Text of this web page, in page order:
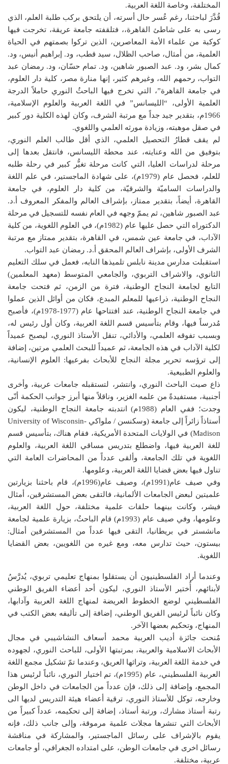
المختلفة، وخاصة اللغة العربية.
قُدَّرَ لباحثنا، رغم عُسر حال أسرته، أن يلتحق بركب طلبة العلم، الذي
رسى به على شاطئ القاهرة،، فتلقفته جامعة عريقة، تخرجت فيها
كوكبة من علماء الأمة المعاصرين، الذين تركوا بصمتهم في الحياة
العلمية، من أمثال، صاحب الظلال، سيد قطب، ود. إبراهيم أنيس، ود.
كمال بشر، ود. عبد الصبور شاهين، ود. تمام حسّان، ود. رمضان عبد
التواب، رحمهم الله، وغيرهم كثير، إنها منارة مصر، كلية دار العلوم،
في جامعة القاهرة”، التي تخرج فيها الباحثُ النوري حاملاً الدرجة
العلمية الأولى، “الليسانس” في اللغة العربية والعلوم الإسلامية،
1966م، بتقدير جيد جداً مع مرتبة الشرف، وكان لهذه الكلية دور كبير
في صقل موهبته، وزيادة مورثه العلمي واللغوي.
لم يقف قطارُ التحصيل العلمي، الذي أقل طالب العلم النوري،
بتوفيق من الله وعنايته، عند محطة الليسانس، فانتقل بعدها إلى
مرحلة لدراسات العليا، التي كانت مرحلة تغيُّر كبير في رحلة طلبه
للعلم، فحصل عام (1979م)، على شهادة الماجستير، في علم اللغة
والدراسات الساميّة والشرقيّة، من كلية دار العلوم، في جامعة
القاهرة، أيضاً، بتقدير ممتاز، بإشراف العالم والمفكر المعروف أ.د.
عبد الصبور شاهين، ثم يممّ وجهه في العام نفسه للتسجيل في مرحلة
الدكتوراه التي حصل عليها عام (1982م)، في العلوم اللغوية، من كلية
الآداب، في جامعة عين شمس، في القاهرة، بتقدير ممتاز مع مرتبة
الشرف الأولى، بإشراف العالم المحقق أ.د. رمضان عبد التواب.
استقبلت مدارس مدينة نابلس تلميذها النابه، فعمل في سلك التعليم
الثانوي، والاشراف التربوي، والجامعي المتوسط (معهد المعلمين)
التابع لجامعة النجاح الوطنية، فترة من الزمن، ثم فتحت جامعة
النجاح الوطنية، ذراعيها للمعلم المبدع، فكان من أوائل الذين عملوا
في جامعة النجاح الوطنية، عند افتتاحها عام (1977-1978م)، فأصبح
مُدرساً فيها، وقام بتأسيس قسم اللغة العربية، وكان أول رئيس له،
وبسبب تفوقه العلمي، والأدائي، تنقل الأستاذ النوري، ليصبح عميداً
لكلية الآداب في هذه الجامعة، ثم عميداً للبحث العلمي مرتين، إضافة
إلى ترؤسه تحرير مجلة النجاح للأبحاث بفرعيها: العلوم الإنسانية،
والعلوم الطبيعية.
ذاع صيت الباحث النوري، وانتشر، لتستقبله جامعات عربية، وأخرى
أجنبية، مستفيدةً من علمه الغزير، وناقلاً منها أبرز جوانب الحكمة أنّى
وجدت؛ ففي العام (1988م) انتدبته جامعة النجاح الوطنية، ليكون
أستاذاً زائراً إلى جامعة (وسكنسن / ملواكي University of Wisconsin-
Madison) في الولايات المتحدة الأمريكية، فقام هناك، بتأسيس قسم
للغة العربية فيها، واضطلع بتدريس مساقي اللغة العربية، والعلوم
اللغوية في تلك الجامعة، وألقى عدداً من المحاضرات العامة التي
تناول فيها بعض قضايا اللغة العربية، وعلومها.
وفي صيف عام(1991م)، وصيف عام(1996م)، قام باحثنا بزيارتين
علميتين لبعض الجامعات الألمانية، فالتقى بعض المستشرقين، أمثال
فيشر، وكانت بينهما حلقات علمية مختلفة، حول اللغة العربية،
وعلومها، وفي صيف عام (1993م) قام الباحثُ، بزيارة علمية لجامعة
مانشستر في بريطانيا، التقى فيها عدداً من المستشرقين أمثال:
بيستون، حيث تدارس معه، ومع غيره من اللغويين، بعض القضايا
اللغوية.
وعندما أراد الفلسطينيون أن يستقلوا بمنهاج تعليمي تربوي، يُدرَّسُ
لأبنائهم، أُختير الأستاذ النوري، ليكون أحد أعضاء الفريق الوطني
الفلسطيني لوضع الخطوط العريضة لمنهاج اللغة العربية وآدابها،
وكان نائباً لرئيس الفريق الوطني، إضافة إلى تأليفه بعض الكتب في
المنهاج، وتحكيم بعضها الآخر.
مُنحت جائزة أديب العربية محمد أسعاف النشاشيبي في مجال
الأبحاث الاسلامية والعربية، بمرتبتها الأولى، للباحث النوري، لجهوده
في خدمة اللغة العربية، وتراثها العريق، وعندما تمّ تشكيل مجمع اللغة
العربية الفلسطيني، عام (1995م)، تم اختيار النوري، نائباً لرئيس هذا
المجمع، وإضافة إلى ذلك، فإن عدداً من الجامعات في داخل الوطن
وخارجه، توكل للأستاذ النوري، ترقية أعضاء هيئة التدريس لديها الى
رتبة أستاذ مشارك، ورتبة أستاذ، إضافة إلى تحكيمه، عدداً كبيراً من
الأبحاث التي تنشرها مجلات علمية مرموقة، وإلى جانب ذلك، فإنه
يقوم بالإشراف على رسائل الماجستير، والمشاركة في مناقشة
رسائل اخرى في جامعات الوطن، على امتداده الجغرافي، أو جامعات
عربية، مختلفة.